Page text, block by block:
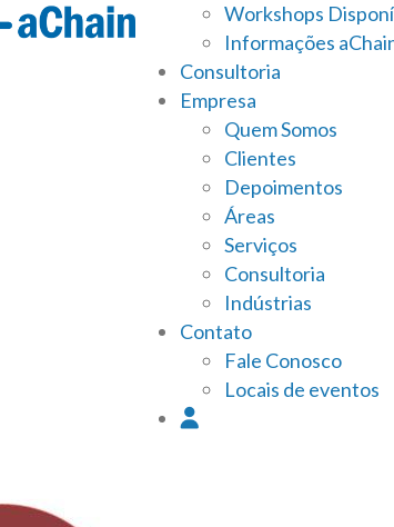
Workshops
Informações
Consultoria
Empresa
Quem Somos
Clientes
Depoimentos
Áreas
Serviços
Consultoria
Indústrias
Contato
Fale Conosco
Locais de eventos